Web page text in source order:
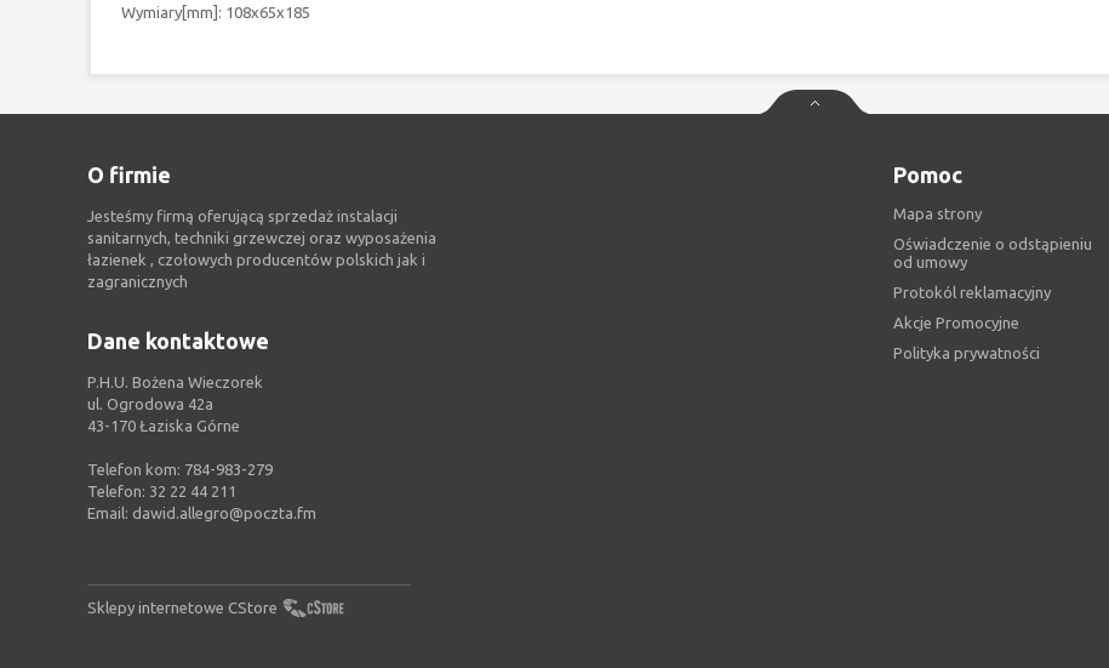
Wymiary[mm]: 108x65x185
Pomoc
Mapa strony
Oświadczenie o odstąpieniu
od umowy
Protokól reklamacyjny
Akcje Promocyjne
Polityka prywatności
O firmie
Jesteśmy firmą oferującą sprzedaż instalacji
sanitarnych, techniki grzewczej oraz wyposażenia
łazienek , czołowych producentów polskich jak i
zagranicznych
Dane kontaktowe
P.H.U. Bożena Wieczorek
ul. Ogrodowa 42a
43-170 Łaziska Górne
Telefon kom: 784-983-279
Telefon: 32 22 44 211
Email: dawid.allegro@poczta.fm
Sklepy internetowe CStore